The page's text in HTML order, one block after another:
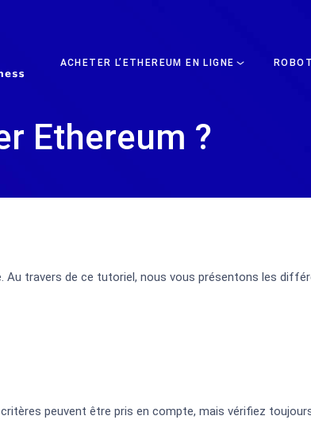
ACHETER L’ETHEREUM EN LIGNE
Ethereum ?
Au travers de ce tutoriel, nous vous présentons les
critères peuvent être pris en compte, mais vérifiez